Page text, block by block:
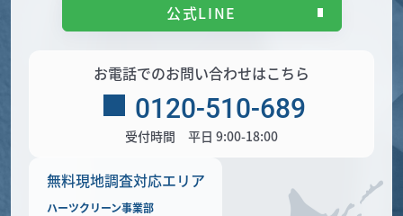
無料現地調査対応エリア
ハーツクリーン事業部
公式LINE
お電話でのお問い合わせはこちら
0120-510-689
受付時間 平日 9:00-18:00